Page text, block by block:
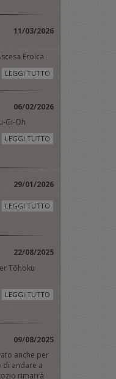
11/03/2026
Eroica
LEGGI TUTTO
06/02/2026
Gi-Oh
LEGGI TUTTO
29/01/2026
LEGGI TUTTO
22/08/2025
Tōhoku
LEGGI TUTTO
09/08/2025
anche per
di andare a
rimarrà